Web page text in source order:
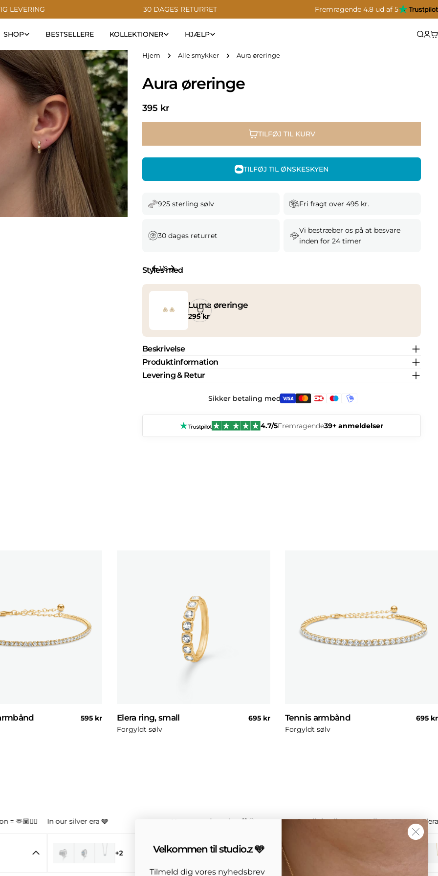
LEVERING 30 DAGES RETURRET Fremragende 4.8 ud af 5
SHOP BESTSELLERE KOLLEKTIONER HJÆLP
Hjem Alle smykker Aura øreringe
Aura øreringe
Normal
pris
395 kr
TILFØJ TIL KURV
TILFØJ TIL ØNSKESKYEN
925 sterling sølv Fri fragt over 495 kr.
30 dages returret
Vi bestræber os på at besvare
inden for 24 timer
Styles med
Luma øreringe
Normal
295 kr
1/8
Beskrivelse
Produktinformation
Levering & Retur
Sikker betaling med:
4.7/5Fremragende39+ anmeldelser
Normal
595 kr
Elera ring, small
Normal
695 kr
Forgyldt sølv
Tennis armbånd
695 kr
Forgyldt sølv
= 🫶🏽👌🏼 In our silver era 🩶
+2
Your new obsession 🧡🌞 Small details, strong vibe ✨🩵
Velkommen til studio.z 🩵
Tilmeld dig vores nyhedsbrev